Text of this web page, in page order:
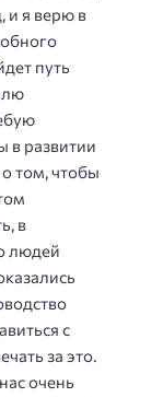
и я верю в
путь
в развитии
том, чтобы
в
людей
с
за это.
очень